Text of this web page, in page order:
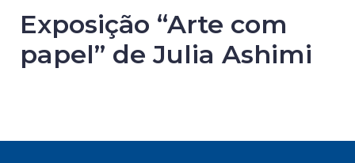
Exposição “Arte com
papel” de Julia Ashimi